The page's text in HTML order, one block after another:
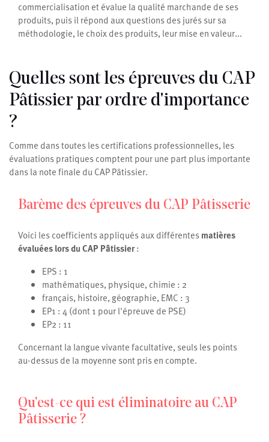
commercialisation et évalue la qualité marchande de ses
produits, puis il répond aux questions des jurés sur sa
méthodologie, le choix des produits, leur mise en valeur...
Quelles sont les épreuves du CAP
Pâtissier par ordre d'importance
?
Comme dans toutes les certifications professionnelles, les
évaluations pratiques comptent pour une part plus importante
dans la note finale du CAP Pâtissier.
Barème des épreuves du CAP Pâtisserie
Voici les coefficients appliqués aux différentesmatières
évaluées lors du CAP Pâtissier:
EPS : 1
mathématiques, physique, chimie : 2
français, histoire, géographie, EMC : 3
EP1 : 4 (dont 1 pour l'épreuve de PSE)
EP2 : 11
Concernant la langue vivante facultative, seuls les points
au-dessus de la moyenne sont pris en compte.
Qu'est-ce qui est éliminatoire au CAP
Pâtisserie ?